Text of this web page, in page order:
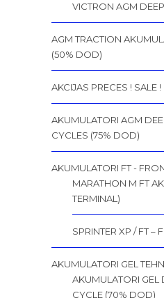
VICTRON AGM
AGM TRACTION
(50% DOD)
AKCIJAS PRECES ! SALE !
AKUMULATORI AGM
CYCLES (75% DOD)
AKUMULATORI FT -
MARATHON M FT
TERMINAL)
SPRINTER XP / FT –
AKUMULATORI GEL
AKUMULATORI GEL
CYCLE (70% DOD)